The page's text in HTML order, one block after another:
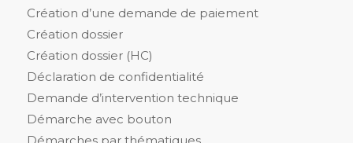
Création d’une demande de paiement
Création dossier
Création dossier (HC)
Déclaration de confidentialité
Demande d’intervention technique
Démarche avec bouton